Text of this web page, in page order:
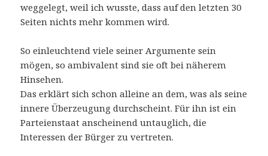
weggelegt, weil ich wusste, dass auf den letzten 30
Seiten nichts mehr kommen wird.
So einleuchtend viele seiner Argumente sein
mögen, so ambivalent sind sie oft bei näherem
Hinsehen.
Das erklärt sich schon alleine an dem, was als seine
innere Überzeugung durchscheint. Für ihn ist ein
Parteienstaat anscheinend untauglich, die
Interessen der Bürger zu vertreten.